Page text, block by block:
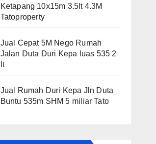
Ketapang 10x15m 3.5lt 4.3M
Tatoproperty
Jual Cepat 5M Nego Rumah
Jalan Duta Duri Kepa luas 535 2
lt
Jual Rumah Duri Kepa Jln Duta
Buntu 535m SHM 5 miliar Tato